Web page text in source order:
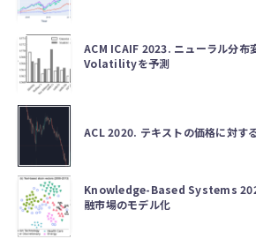
ACM ICAIF 2023. ニューラル分
Volatilityを予測
ACL 2020. テキストの価格に対す
Knowledge-Based Systems
融市場のモデル化